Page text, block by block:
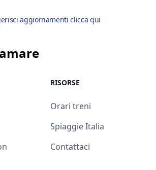
aggiornamenti clicca qui
RISORSE
Orari treni
Spiaggie Italia
Contattaci